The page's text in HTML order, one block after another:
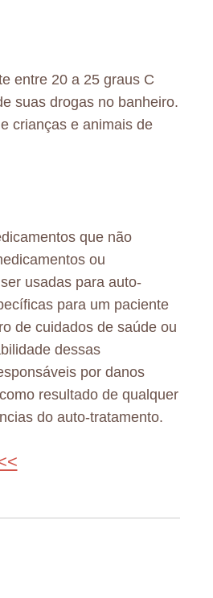
entre 20 a 25 graus C
suas drogas no banheiro.
crianças e animais de
que não
ou
usadas para auto-
para um paciente
de cuidados de saúde ou
dessas
por danos
resultado de qualquer
do auto-tratamento.